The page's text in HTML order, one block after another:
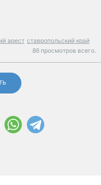
арест ставропольский край
86 просмотров всего.